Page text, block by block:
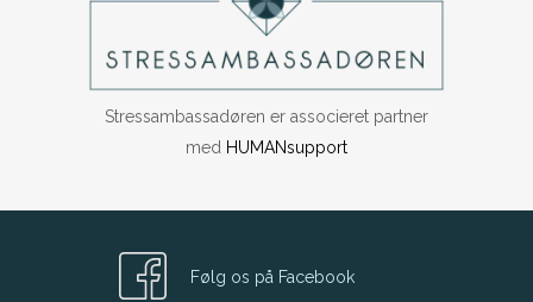
Stressambassadøren er associeret partner
med HUMANsupport
Følg os på Facebook